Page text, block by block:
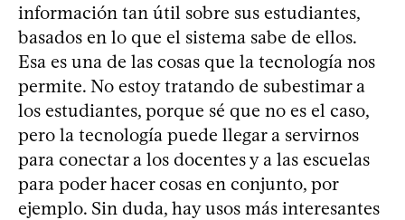
información tan útil sobre sus estudiantes,
basados en lo que el sistema sabe de ellos.
Esa es una de las cosas que la tecnología nos
permite. No estoy tratando de subestimar a
los estudiantes, porque sé que no es el caso,
pero la tecnología puede llegar a servirnos
para conectar a los docentes y a las escuelas
para poder hacer cosas en conjunto, por
ejemplo. Sin duda, hay usos más interesantes